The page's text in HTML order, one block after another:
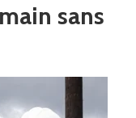
sans